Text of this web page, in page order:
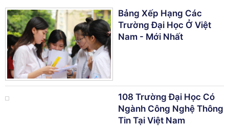
Bảng Xếp Hạng Các
Trường Đại Học Ở Việt
Nam - Mới Nhất
108 Trường Đại Học Có
Ngành Công Nghệ Thông
Tin Tại Việt Nam